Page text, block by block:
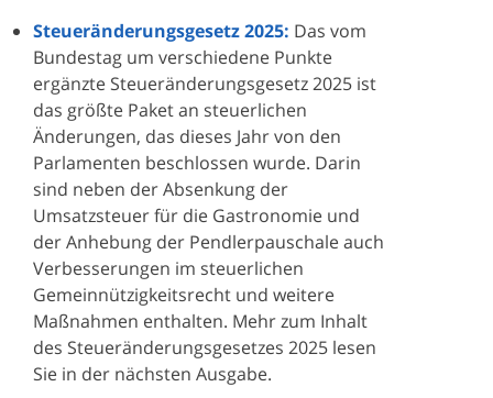
Steueränderungsgesetz 2025: Das vom
Bundestag um verschiedene Punkte
ergänzte Steueränderungsgesetz 2025 ist
das größte Paket an steuerlichen
Änderungen, das dieses Jahr von den
Parlamenten beschlossen wurde. Darin
sind neben der Absenkung der
Umsatzsteuer für die Gastronomie und
der Anhebung der Pendlerpauschale auch
Verbesserungen im steuerlichen
Gemeinnützigkeitsrecht und weitere
Maßnahmen enthalten. Mehr zum Inhalt
des Steueränderungsgesetzes 2025 lesen
Sie in der nächsten Ausgabe.